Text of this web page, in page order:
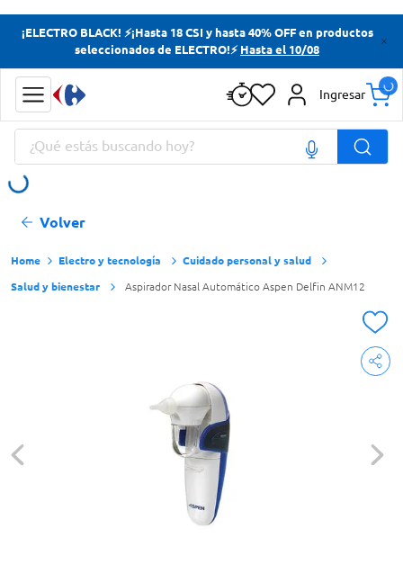
¡ELECTRO BLACK! ⚡¡Hasta 18 CSI y hasta 40% OFF en productos
seleccionados de ELECTRO!⚡ Hasta el 10/08
Ingresar
¿Qué estás buscando hoy?
Volver
Electro y tecnología
Cuidado personal y salud
Salud y bienestar
Aspirador Nasal Automático Aspen Delfin ANM12
Términos más buscados
Yerba
Cerveza
Doves
Términos más buscados
Cerveza
Doves
Jabon Tocador